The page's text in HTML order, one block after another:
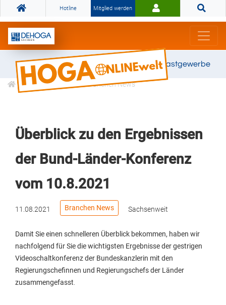
Hotline Mitglied werden
Gemeinsam stark für das Gastgewerbe
Informationen Branchen News
Überblick zu den Ergebnissen
der Bund-Länder-Konferenz
vom 10.8.2021
11.08.2021 Branchen News Sachsenweit
Damit Sie einen schnelleren Überblick bekommen, haben wir
nachfolgend für Sie die wichtigsten Ergebnisse der gestrigen
Videoschaltkonferenz der Bundeskanzlerin mit den
Regierungschefinnen und Regierungschefs der Länder
zusammengefasst